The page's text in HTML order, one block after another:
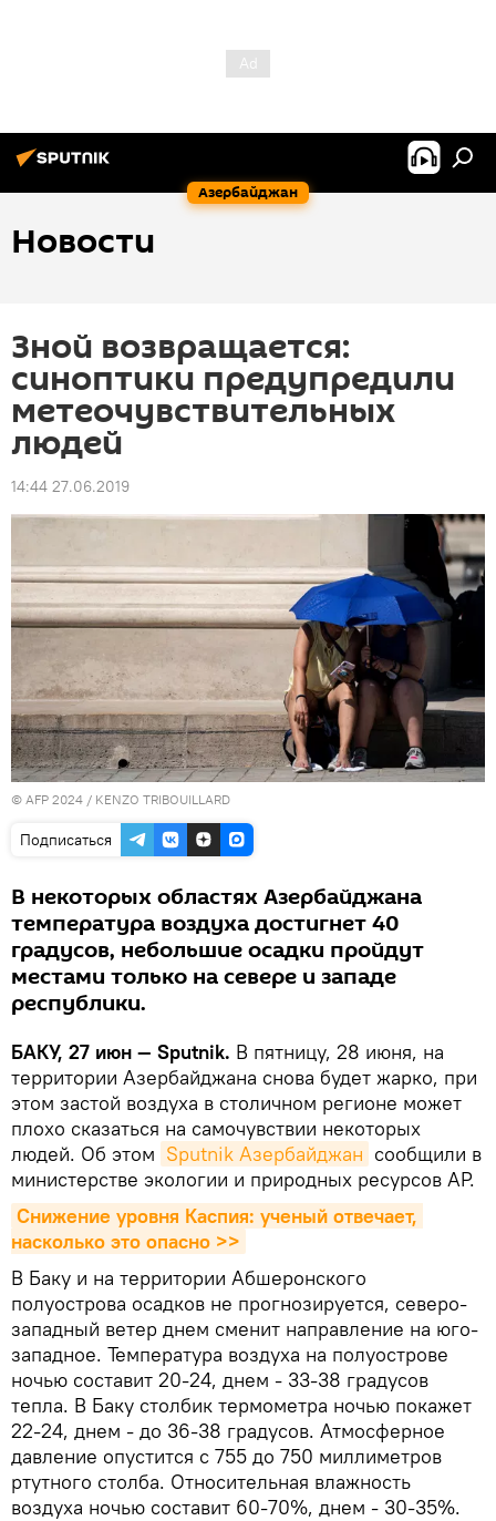
Азербайджан
Новости
Зной возвращается:
синоптики предупредили
метеочувствительных
людей
14:44 27.06.2019
© AFP 2024 / KENZO TRIBOUILLARD
Подписаться
В некоторых областях Азербайджана
температура воздуха достигнет 40
градусов, небольшие осадки пройдут
местами только на севере и западе
республики.
БАКУ, 27 июн — Sputnik. В пятницу, 28 июня, на
территории Азербайджана снова будет жарко, при
этом застой воздуха в столичном регионе может
плохо сказаться на самочувствии некоторых
людей. Об этом Sputnik Азербайджан сообщили в
министерстве экологии и природных ресурсов АР.
Снижение уровня Каспия: ученый отвечает,
насколько это опасно >>
В Баку и на территории Абшеронского
полуострова осадков не прогнозируется, северо-
западный ветер днем сменит направление на юго-
западное. Температура воздуха на полуострове
ночью составит 20-24, днем - 33-38 градусов
тепла. В Баку столбик термометра ночью покажет
22-24, днем - до 36-38 градусов. Атмосферное
давление опустится с 755 до 750 миллиметров
ртутного столба. Относительная влажность
воздуха ночью составит 60-70%, днем - 30-35%.